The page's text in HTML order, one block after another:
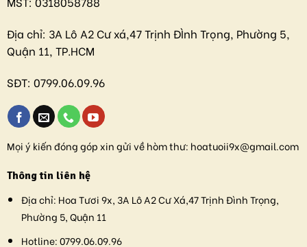
Địa chỉ: 3A Lô A2 Cư xá,47 Trịnh ĐÌnh Trọng, Phường 5,
Quận 11, TP.HCM
SĐT: 0799.06.09.96
Mọi ý kiến đóng góp xin gửi về hòm thư: hoatuoii9x@gmail.com
Thông tin liên hệ
Địa chỉ: Hoa Tươi 9x, 3A Lô A2 Cư Xá,47 Trịnh Đình Trọng,
Phường 5, Quận 11
Hotline:0799.06.09.96